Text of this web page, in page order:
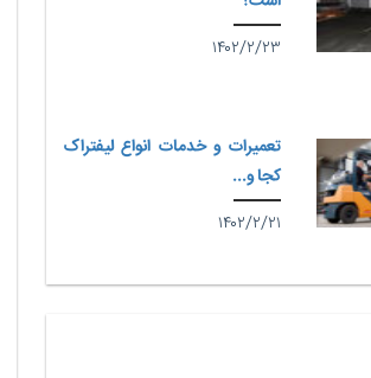
۱۴۰۲/۲/۲۳
تعمیرات و خدمات انواع لیفتراک
کجا و...
۱۴۰۲/۲/۲۱